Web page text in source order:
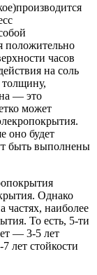
положительно
часов
на соль
толщину,
— это
может
оно будет
быть выполнены
Однако
частях, наиболее
То есть, 5-ти
— 3-5 лет
лет стойкости